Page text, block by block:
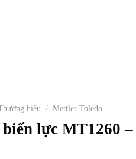
hiệu / Mettler Toledo
lực MT1260